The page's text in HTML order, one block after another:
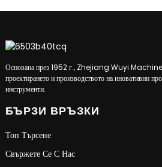
Основана през 1952 г., Zhejiang Wuyi
проектирането и производството на иновативни
инструменти.
БЪРЗИ ВРЪЗКИ
Топ Търсене
Свържете Се С Нас